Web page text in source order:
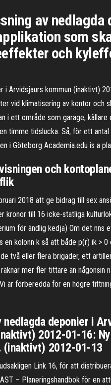
av
som
och
i Arvidsjaurs kommun (inaktivt)
vid klimatisering av kontor och
i ett område som garage,
timme tidslucka. Så, för ett
i Göteborg Academia.edu is a
och
2018 att ge bidrag till sex
kronor till 16 icke-statliga
för ändlig kedja) Om det
kolonn k så att både p(r) ik >
två eller flera brigader, ett
mer fler tittare än
är förberedda för en högre
deponier i
2012-01-16:
(inaktivt) 2012-01-13
Link 16, för att
– Planeringshandbok för en